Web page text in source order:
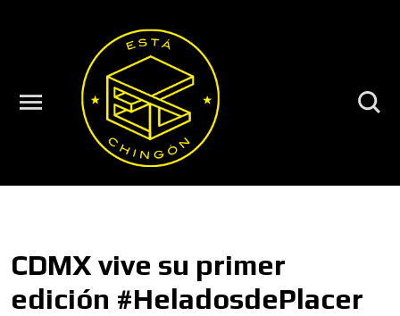
CDMX vive su primer
edición #HeladosdePlacer